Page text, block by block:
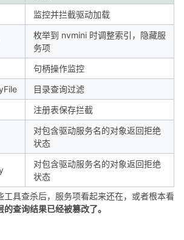
监控并拦截驱动加载
枚举到 nvmini 时调整索引，隐藏服
务项
句柄操作监控
目录查询过滤
注册表保存拦截
对包含驱动服务名的对象返回拒绝
状态
对包含驱动服务名的对象返回拒绝
状态
工具查杀后，服务项看起来还在，或者根本看
的查询结果已经被篡改了。